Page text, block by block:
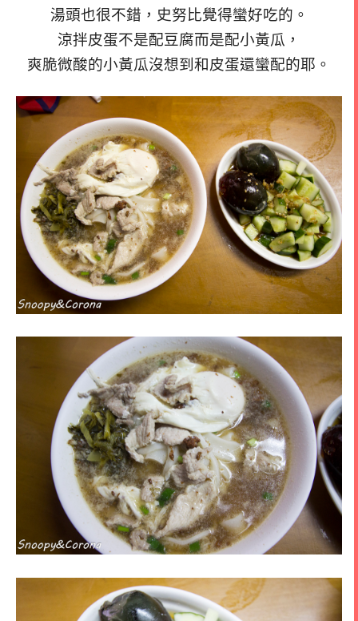
湯頭也很不錯，史努比覺得蠻好吃的。
涼拌皮蛋不是配豆腐而是配小黃瓜，
爽脆微酸的小黃瓜沒想到和皮蛋還蠻配的耶。